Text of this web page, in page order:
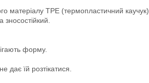
матеріалу TPE (термопластичний каучук).
форму.
їй розтікатися.